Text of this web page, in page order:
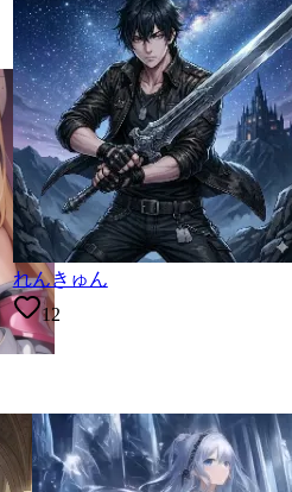
れんきゅん
12